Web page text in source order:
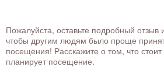
Пожалуйста, оставьте подробный отзыв
чтобы другим людям было проще
посещения! Расскажите о том, что стоит
планирует посещение.